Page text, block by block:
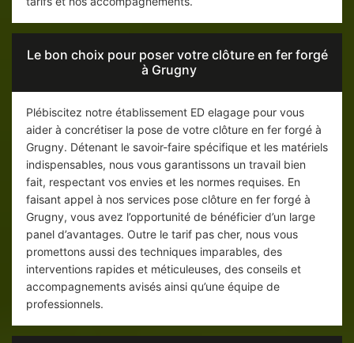
Le bon choix pour poser votre clôture en fer forgé
à Grugny
Plébiscitez notre établissement ED elagage pour vous
aider à concrétiser la pose de votre clôture en fer forgé à
Grugny. Détenant le savoir-faire spécifique et les matériels
indispensables, nous vous garantissons un travail bien
fait, respectant vos envies et les normes requises. En
faisant appel à nos services pose clôture en fer forgé à
Grugny, vous avez l’opportunité de bénéficier d’un large
panel d’avantages. Outre le tarif pas cher, nous vous
promettons aussi des techniques imparables, des
interventions rapides et méticuleuses, des conseils et
accompagnements avisés ainsi qu’une équipe de
professionnels.